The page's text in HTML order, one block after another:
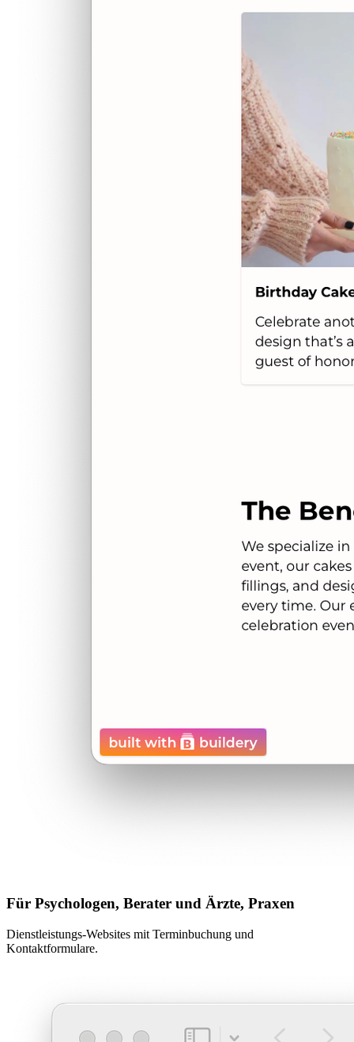
Für Psychologen, Berater und Ärzte, Praxen
Dienstleistungs-Websites mit Terminbuchung und
Kontaktformulare.